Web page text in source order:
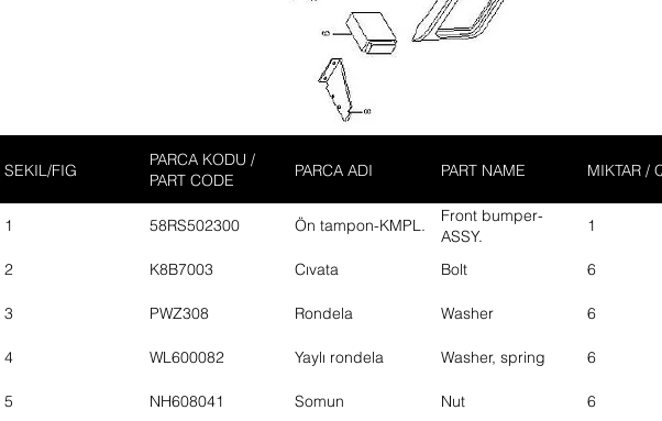
SEKIL/FIG
PARCA KODU /
PART CODE
PARCA ADI PART NAME MIKTAR /
1 58RS502300 Ön tampon-KMPL.
Front bumper-
ASSY.
1
2 K8B7003 Cıvata Bolt 6
3 PWZ308 Rondela Washer 6
4 WL600082 Yaylı rondela Washer, spring 6
5 NH608041 Somun Nut 6